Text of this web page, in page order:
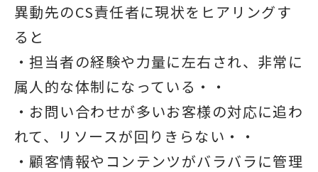
異動先のCS責任者に現状をヒアリングす
ると
・担当者の経験や力量に左右され、非常に
属人的な体制になっている・・
・お問い合わせが多いお客様の対応に追わ
れて、リソースが回りきらない・・
・顧客情報やコンテンツがバラバラに管理